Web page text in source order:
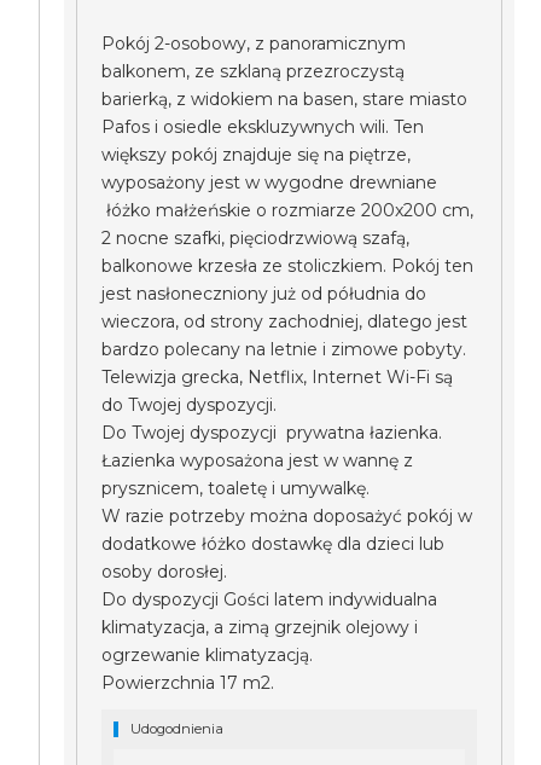
Pokój 2-osobowy, z panoramicznym
balkonem, ze szklaną przezroczystą
barierką, z widokiem na basen, stare miasto
Pafos i osiedle ekskluzywnych wili. Ten
większy pokój znajduje się na piętrze,
wyposażony jest w wygodne drewniane
łóżko małżeńskie o rozmiarze 200x200 cm,
2 nocne szafki, pięciodrzwiową szafą,
balkonowe krzesła ze stoliczkiem. Pokój ten
jest nasłoneczniony już od półudnia do
wieczora, od strony zachodniej, dlatego jest
bardzo polecany na letnie i zimowe pobyty.
Telewizja grecka, Netflix, Internet Wi-Fi są
do Twojej dyspozycji.
Do Twojej dyspozycji prywatna łazienka.
Łazienka wyposażona jest w wannę z
prysznicem, toaletę i umywalkę.
W razie potrzeby można doposażyć pokój w
dodatkowe łóżko dostawkę dla dzieci lub
osoby dorosłej.
Do dyspozycji Gości latem indywidualna
klimatyzacja, a zimą grzejnik olejowy i
ogrzewanie klimatyzacją.
Powierzchnia 17 m2.
Udogodnienia